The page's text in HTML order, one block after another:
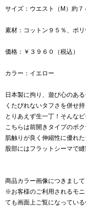
サイズ：ウエスト（M）約
素材：コットン９５％、ポ
価格：￥３９６０（税込）
カラー：イエロー
日本製に拘り、遊び心のあ
くたびれないタフさを併せ
とりあえず生一丁！そんな
こちらは前開きタイプのボク
肌触りが良く伸縮性に優れ
股部にはフラットシーマで
商品カラー画像につきまして
※お客様のご利用されるモ
ても画面上ご覧になっている